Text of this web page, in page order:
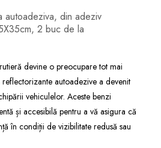
autoadeziva, din adeziv
2 buc de la
devine o preocupare tot mai
autoadezive a devenit
vehiculelor. Aceste benzi
și accesibilă pentru a vă asigura că
în condiții de vizibilitate redusă sau